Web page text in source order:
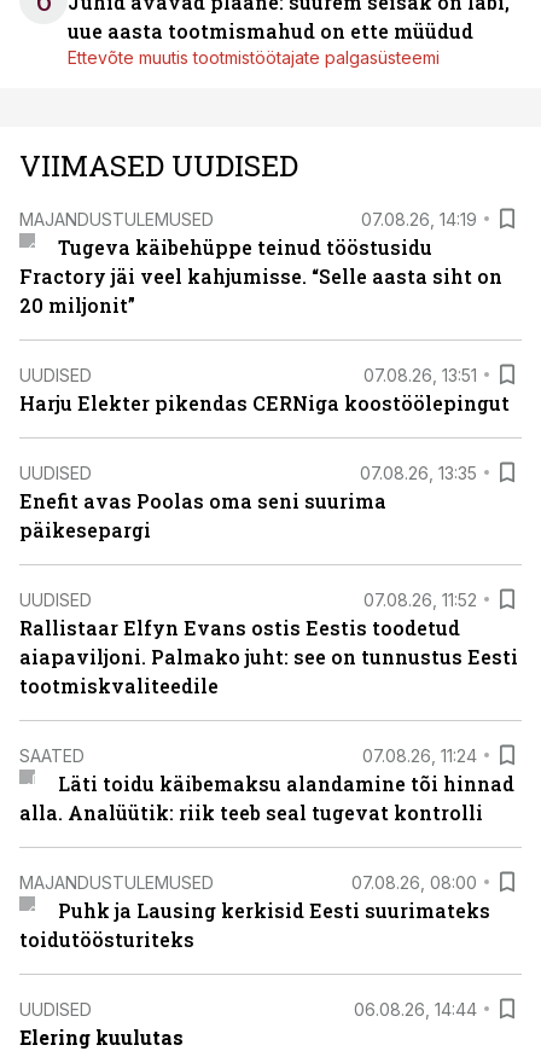
uue aasta tootmismahud on ette müüdud
Ettevõte muutis tootmistöötajate palgasüsteemi
VIIMASED UUDISED
MAJANDUSTULEMUSED 07.08.26, 14:19
Tugeva käibehüppe teinud tööstusidu
Fractory jäi veel kahjumisse. “Selle aasta siht on
20 miljonit”
UUDISED 07.08.26, 13:51
Harju Elekter pikendas CERNiga koostöölepingut
UUDISED 07.08.26, 13:35
Enefit avas Poolas oma seni suurima
päikesepargi
UUDISED 07.08.26, 11:52
Rallistaar Elfyn Evans ostis Eestis toodetud
aiapaviljoni. Palmako juht: see on tunnustus Eesti
tootmiskvaliteedile
SAATED 07.08.26, 11:24
Läti toidu käibemaksu alandamine tõi hinnad
alla. Analüütik: riik teeb seal tugevat kontrolli
MAJANDUSTULEMUSED 07.08.26, 08:00
Puhk ja Lausing kerkisid Eesti suurimateks
toidutöösturiteks
UUDISED 06.08.26, 14:44
Elering kuulutas